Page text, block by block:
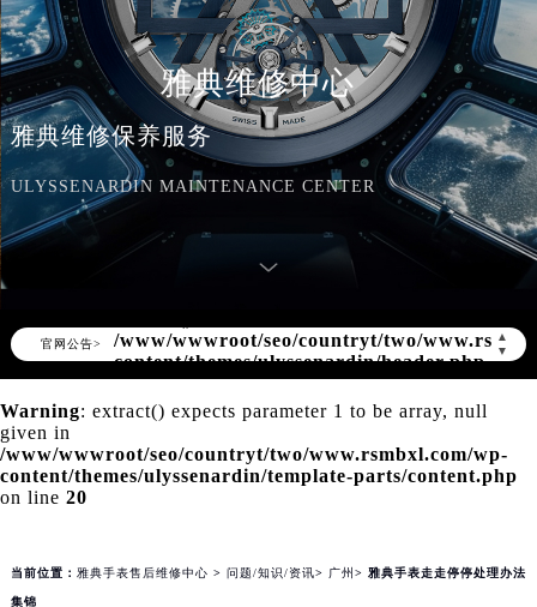
雅典维修中心
雅典维修保养服务
ULYSSENARDIN MAINTENANCE CENTER
官网公告>
▲
▼
: Invalid argument supplied for
content/themes/ulyssenardin/header.php
on line172
Warning: extract() expects parameter 1 to be array, null
given in
/www/wwwroot/seo/countryt/two/www.rsmbxl.com/wp-
content/themes/ulyssenardin/template-parts/content.php
on line 20
当前位置： 雅典手表售后维修中心 > 问题/知识/资讯> 广州 > 雅典手表走走停停处理办法
集锦